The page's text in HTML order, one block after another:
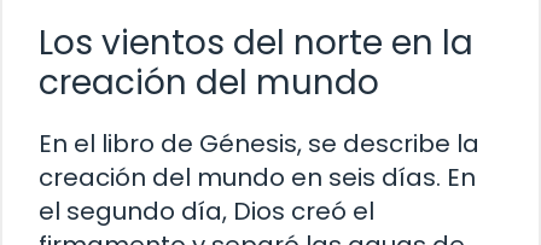
Los vientos del norte en la
creación del mundo
En el libro de Génesis, se describe la
creación del mundo en seis días. En
el segundo día, Dios creó el